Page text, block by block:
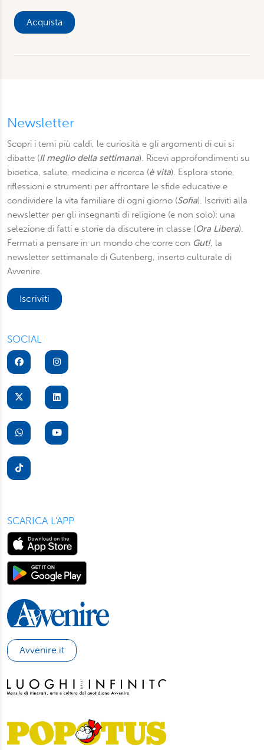
Acquista
Newsletter
Scopri i temi più caldi, le curiosità e gli argomenti di cui si
dibatte (Il meglio della settimana). Ricevi approfondimenti su
bioetica, salute, medicina e ricerca (è vita). Esplora storie,
riflessioni e strumenti per affrontare le sfide educative e
condividere la vita familiare di ogni giorno (Sofia). Iscriviti alla
newsletter per gli insegnanti di religione (e non solo): una
selezione di fatti e storie da discutere in classe (Ora Libera).
Fermati a pensare in un mondo che corre con Gut!, la
newsletter settimanale di Gutenberg, inserto culturale di
Avvenire.
Iscriviti
SOCIAL
SCARICA L'APP
Avvenire.it